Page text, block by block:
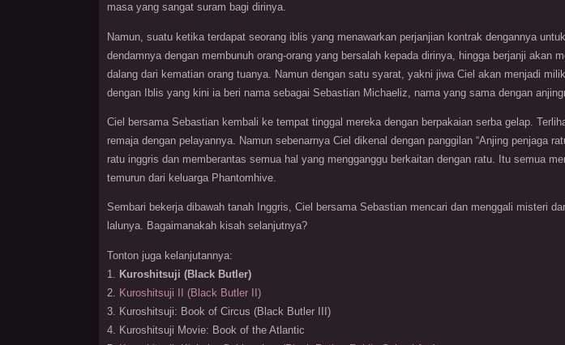
masa yang sangat suram bagi dirinya.
Namun, suatu ketika terdapat seorang iblis yang menawarkan perjanjian kontrak dengannya
dendamnya dengan membunuh orang-orang yang bersalah kepada dirinya, hingga berjanji akan
dalang dari kematian orang tuanya. Namun dengan satu syarat, yakni jiwa Ciel akan menjadi
dengan Iblis yang kini ia beri nama sebagai Sebastian Michaeliz, nama yang sama dengan
Ciel bersama Sebastian kembali ke tempat tinggal mereka dengan berpakaian serba gelap.
remaja dengan pelayannya. Namun sebenarnya Ciel dikenal dengan panggilan “Anjing penjaga
ratu inggris dan memberantas semua hal yang mengganggu berkaitan dengan ratu. Itu semua
temurun dari keluarga Phantomhive.
Sembari bekerja dibawah tanah Inggris, Ciel bersama Sebastian mencari dan menggali misteri
lalunya. Bagaimanakah kisah selanjutnya?
Tonton juga kelanjutannya:
1. Kuroshitsuji (Black Butler)
2. Kuroshitsuji II (Black Butler II)
3. Kuroshitsuji: Book of Circus (Black Butler III)
4. Kuroshitsuji Movie: Book of the Atlantic